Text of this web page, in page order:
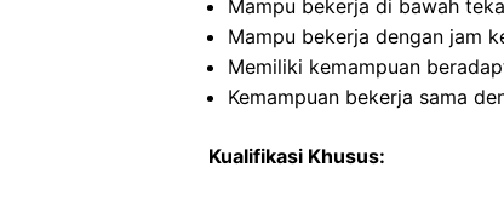
Mampu bekerja di bawah
Mampu bekerja dengan jam
Memiliki kemampuan
Kemampuan bekerja sama
Kualifikasi Khusus: